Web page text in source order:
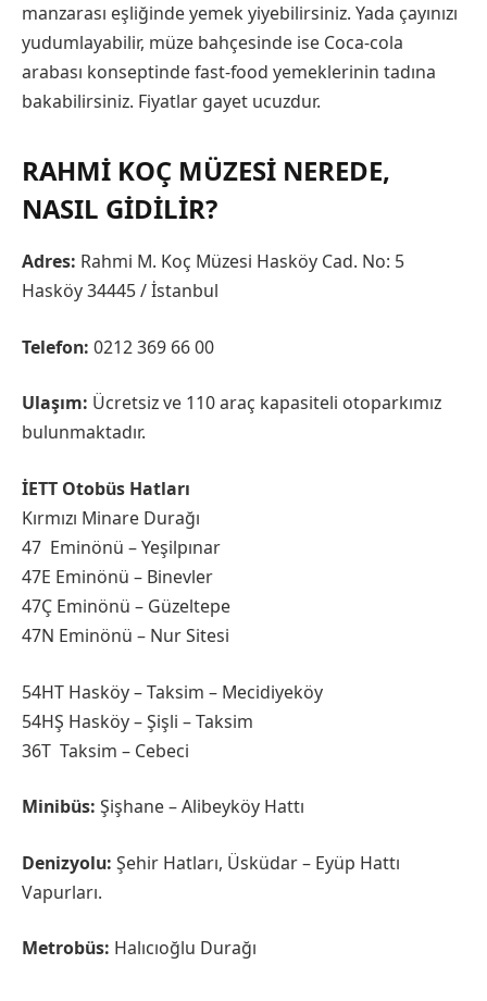
manzarası eşliğinde yemek yiyebilirsiniz. Yada çayınızı
yudumlayabilir, müze bahçesinde ise Coca-cola
arabası konseptinde fast-food yemeklerinin tadına
bakabilirsiniz. Fiyatlar gayet ucuzdur.
RAHMI KOÇ MÜZESI NEREDE,
NASIL GIDILIR?
Adres: Rahmi M. Koç Müzesi Hasköy Cad. No: 5
Hasköy 34445 / İstanbul
Telefon: 0212 369 66 00
Ulaşım: Ücretsiz ve 110 araç kapasiteli otoparkımız
bulunmaktadır.
İETT Otobüs Hatları
Kırmızı Minare Durağı
47 Eminönü – Yeşilpınar
47E Eminönü – Binevler
47Ç Eminönü – Güzeltepe
47N Eminönü – Nur Sitesi
54HT Hasköy – Taksim – Mecidiyeköy
54HŞ Hasköy – Şişli – Taksim
36T Taksim – Cebeci
Minibüs: Şişhane – Alibeyköy Hattı
Denizyolu: Şehir Hatları, Üsküdar – Eyüp Hattı
Vapurları.
Metrobüs: Halıcıoğlu Durağı